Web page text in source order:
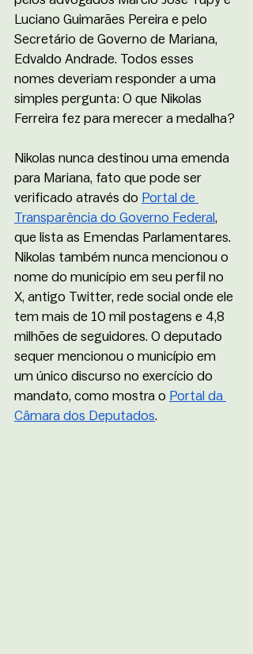
Luciano Guimarães Pereira e pelo
Secretário de Governo de Mariana,
Edvaldo Andrade. Todos esses
nomes deveriam responder a uma
simples pergunta: O que Nikolas
Ferreira fez para merecer a medalha?
Nikolas nunca destinou uma emenda
para Mariana, fato que pode ser
verificado através do Portal de
Transparência do Governo Federal ,
que lista as Emendas Parlamentares.
Nikolas também nunca mencionou o
nome do município em seu perfil no
X, antigo Twitter, rede social onde ele
tem mais de 10 mil postagens e 4,8
milhões de seguidores. O deputado
sequer mencionou o município em
um único discurso no exercício do
mandato, como mostra o Portal da
Câmara dos Deputados.